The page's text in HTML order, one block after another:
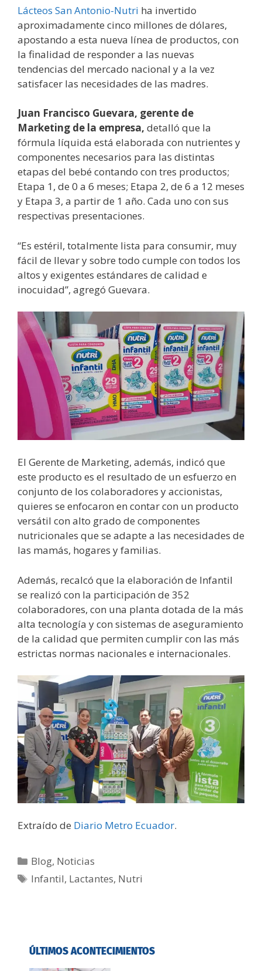
Lácteos San Antonio-Nutri ha invertido
aproximadamente cinco millones de dólares,
apostando a esta nueva línea de productos, con
la finalidad de responder a las nuevas
tendencias del mercado nacional y a la vez
satisfacer las necesidades de las madres.
Juan Francisco Guevara, gerente de
Marketing de la empresa, detalló que la
fórmula líquida está elaborada con nutrientes y
componentes necesarios para las distintas
etapas del bebé contando con tres productos;
Etapa 1, de 0 a 6 meses; Etapa 2, de 6 a 12 meses
y Etapa 3, a partir de 1 año. Cada uno con sus
respectivas presentaciones.
“Es estéril, totalmente lista para consumir, muy
fácil de llevar y sobre todo cumple con todos los
altos y exigentes estándares de calidad e
inocuidad”, agregó Guevara.
El Gerente de Marketing, además, indicó que
este producto es el resultado de un esfuerzo en
conjunto de los colaboradores y accionistas,
quieres se enfocaron en contar con un producto
versátil con alto grado de componentes
nutricionales que se adapte a las necesidades de
las mamás, hogares y familias.
Además, recalcó que la elaboración de Infantil
se realizó con la participación de 352
colaboradores, con una planta dotada de la más
alta tecnología y con sistemas de aseguramiento
de la calidad que permiten cumplir con las más
estrictas normas nacionales e internacionales.
Extraído de Diario Metro Ecuador.
Blog, Noticias
Infantil, Lactantes, Nutri
ÚLTIMOS ACONTECIMIENTOS